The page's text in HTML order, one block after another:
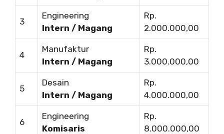
3
Engineering
Intern / Magang
Rp.
2.000.000,00
4
Manufaktur
Intern / Magang
Rp.
3.000.000,00
5
Desain
Intern / Magang
Rp.
4.000.000,00
6
Engineering
Komisaris
Rp.
8.000.000,00